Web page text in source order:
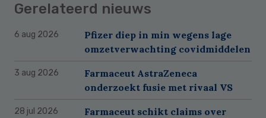
Gerelateerd nieuws
6 aug 2026
Pfizer diep in min wegens lage
omzetverwachting covidmiddelen
3 aug 2026
Farmaceut AstraZeneca
onderzoekt fusie met rivaal VS
28 jul 2026
Farmaceut schikt claims over